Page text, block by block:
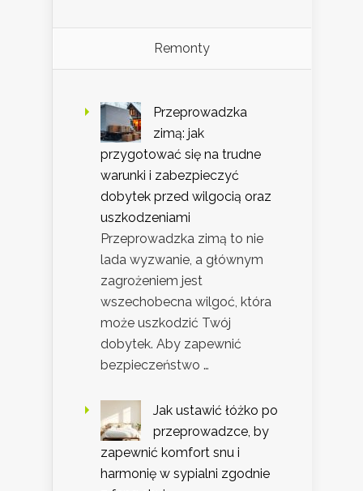
Remonty
Przeprowadzka
zimą: jak
przygotować się na trudne
warunki i zabezpieczyć
dobytek przed wilgocią oraz
uszkodzeniami
Przeprowadzka zimą to nie
lada wyzwanie, a głównym
zagrożeniem jest
wszechobecna wilgoć, która
może uszkodzić Twój
dobytek. Aby zapewnić
bezpieczeństwo …
Jak ustawić łóżko po
przeprowadzce, by
zapewnić komfort snu i
harmonię w sypialni zgodnie